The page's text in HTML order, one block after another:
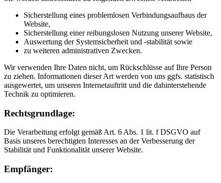
Sicherstellung eines problemlosen Verbindungsaufbaus der
Website,
Sicherstellung einer reibungslosen Nutzung unserer Website,
Auswertung der Systemsicherheit und -stabilität sowie
zu weiteren administrativen Zwecken.
Wir verwenden Ihre Daten nicht, um Rückschlüsse auf Ihre Person
zu ziehen. Informationen dieser Art werden von uns ggfs. statistisch
ausgewertet, um unseren Internetauftritt und die dahinterstehende
Technik zu optimieren.
Rechtsgrundlage:
Die Verarbeitung erfolgt gemäß Art. 6 Abs. 1 lit. f DSGVO auf
Basis unseres berechtigten Interesses an der Verbesserung der
Stabilität und Funktionalität unserer Website.
Empfänger: